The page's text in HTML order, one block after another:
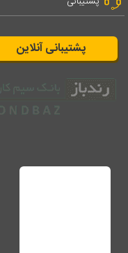
پشتیبانی آنلاین